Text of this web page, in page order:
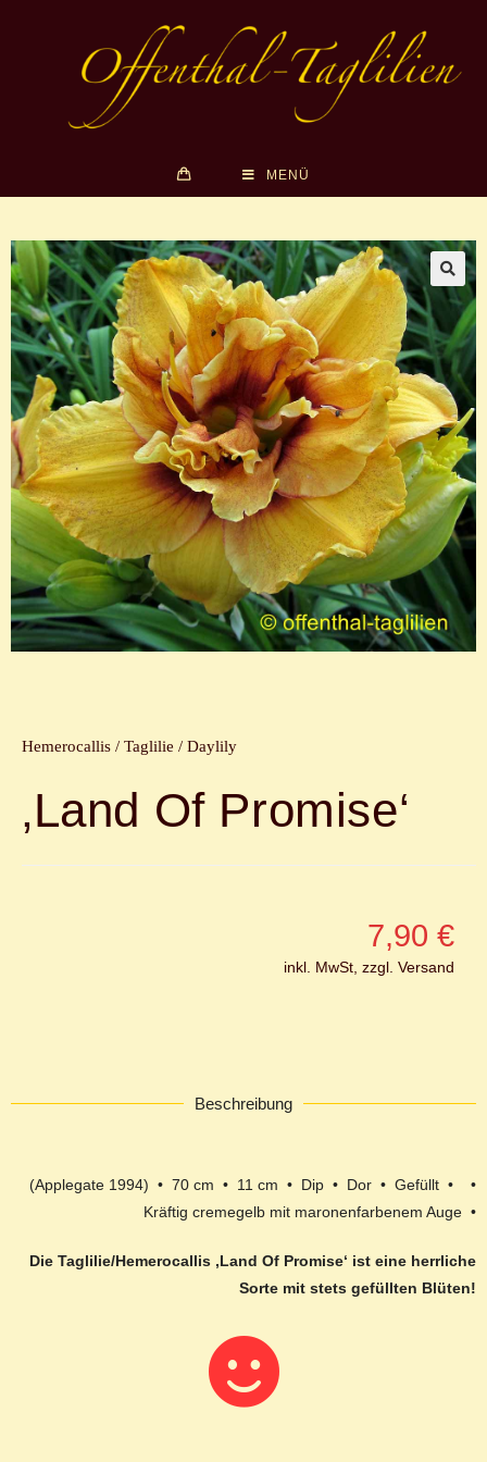
MENÜ
🔍
Hemerocallis / Taglilie / Daylily
‚Land Of Promise‘
7,90 €
inkl. MwSt, zzgl. Versand
Beschreibung
(Applegate 1994) • 70 cm • 11 cm • Dip • Dor • Gefüllt • •
Kräftig cremegelb mit maronenfarbenem Auge •
Die Taglilie/Hemerocallis ‚Land Of Promise‘ ist eine herrliche
Sorte mit stets gefüllten Blüten!